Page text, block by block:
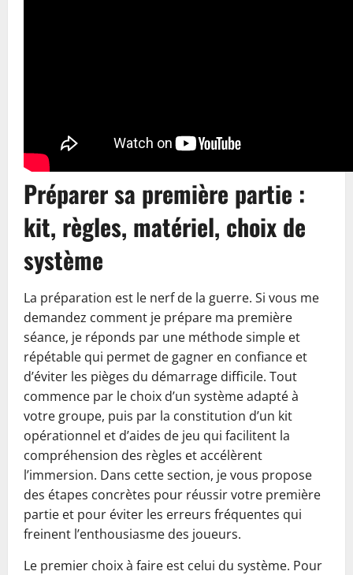
Préparer sa première partie :
kit, règles, matériel, choix de
système
La préparation est le nerf de la guerre. Si vous me
demandez comment je prépare ma première
séance, je réponds par une méthode simple et
répétable qui permet de gagner en confiance et
d’éviter les pièges du démarrage difficile. Tout
commence par le choix d’un système adapté à
votre groupe, puis par la constitution d’un kit
opérationnel et d’aides de jeu qui facilitent la
compréhension des règles et accélèrent
l’immersion. Dans cette section, je vous propose
des étapes concrètes pour réussir votre première
partie et pour éviter les erreurs fréquentes qui
freinent l’enthousiasme des joueurs.
Le premier choix à faire est celui du système. Pour